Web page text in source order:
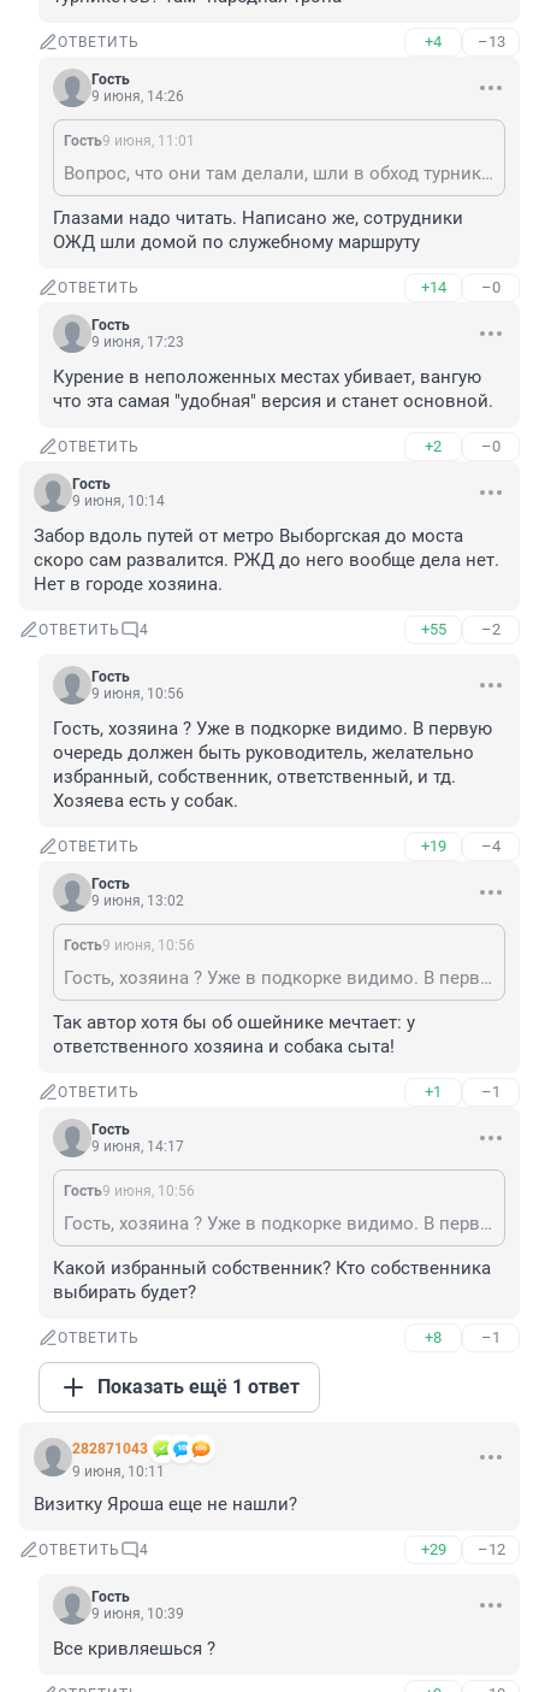
ОТВЕТИТЬ +4 –13
Гость
9 июня, 14:26
Гость9 июня, 11:01
Вопрос, что они там делали, шли в обход турникетов? Там "народная тропа"
Глазами надо читать. Написано же, сотрудники
ОЖД шли домой по служебному маршруту
ОТВЕТИТЬ +14 –0
Гость
9 июня, 17:23
Курение в неположенных местах убивает, вангую
что эта самая "удобная" версия и станет основной.
ОТВЕТИТЬ +2 –0
Гость
9 июня, 10:14
Забор вдоль путей от метро Выборгская до моста
скоро сам развалится. РЖД до него вообще дела нет.
Нет в городе хозяина.
ОТВЕТИТЬ 4 +55 –2
Гость
9 июня, 10:56
Гость, хозяина ? Уже в подкорке видимо. В первую
очередь должен быть руководитель, желательно
избранный, собственник, ответственный, и тд.
Хозяева есть у собак.
ОТВЕТИТЬ +19 –4
Гость
9 июня, 13:02
Гость9 июня, 10:56
Гость, хозяина ? Уже в подкорке видимо. В первую очередь должен быть руководитель, желательно избранный, собственник, ответственный, и тд. Хозяева есть у собак.
Так автор хотя бы об ошейнике мечтает: у
ответственного хозяина и собака сыта!
ОТВЕТИТЬ +1 –1
Гость
9 июня, 14:17
Гость9 июня, 10:56
Гость, хозяина ? Уже в подкорке видимо. В первую очередь должен быть руководитель, желательно избранный, собственник, ответственный, и тд. Хозяева есть у собак.
Какой избранный собственник? Кто собственника
выбирать будет?
ОТВЕТИТЬ +8 –1
Показать ещё 1 ответ
282871043
9 июня, 10:11
Визитку Яроша еще не нашли?
ОТВЕТИТЬ 4 +29 –12
Гость
9 июня, 10:39
Все кривляешься ?